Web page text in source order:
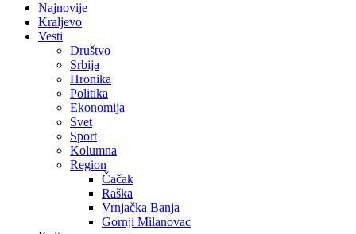
Najnovije
Kraljevo
Vesti
Društvo
Srbija
Hronika
Politika
Ekonomija
Svet
Sport
Kolumna
Region
Čačak
Raška
Vrnjačka Banja
Gornji Milanovac